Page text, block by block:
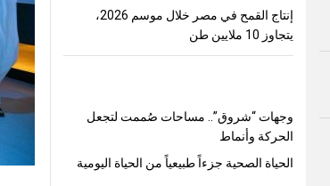
إنتاج القمح في مصر خلال موسم 2026،
يتجاوز 10 ملايين طن
وجهات “شروق”.. مساحات صُممت لتجعل
الحركة وأنماط
الحياة الصحية جزءاً طبيعياً من الحياة اليومية